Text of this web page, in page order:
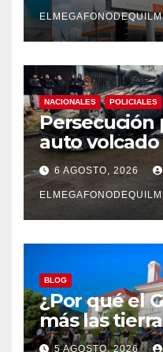
NACIONALES POLICIALES
Persecución
auto
detenidos
Solano
6 AGOSTO, 2026
BLOG
¿Por qué el
más las
5 AGOSTO, 2026